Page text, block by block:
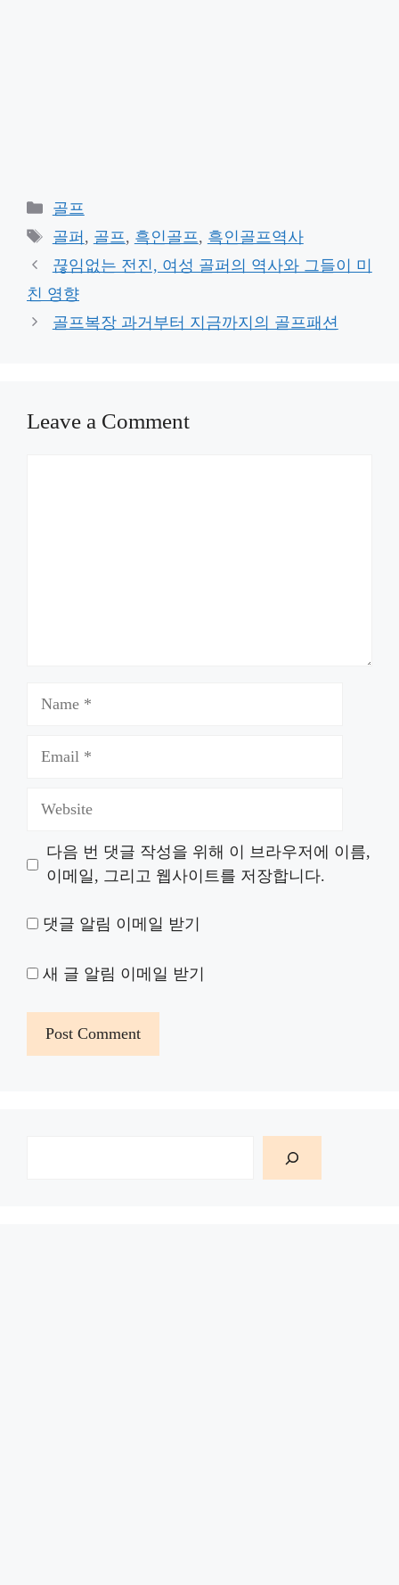
Categories
골프
Tags
골퍼 , 골프, 흑인골프, 흑인골프역사
끊임없는 전진, 여성 골퍼의 역사와 그들이 미
친 영향
골프복장 과거부터 지금까지의 골프패션
Leave a Comment
다음 번 댓글 작성을 위해 이 브라우저에 이름,
이메일, 그리고 웹사이트를 저장합니다.
댓글 알림 이메일 받기
새 글 알림 이메일 받기